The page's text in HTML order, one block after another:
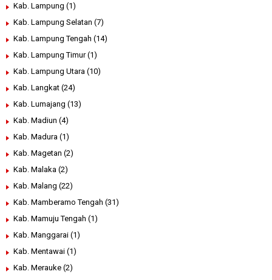
Kab. Lampung (1)
Kab. Lampung Selatan (7)
Kab. Lampung Tengah (14)
Kab. Lampung Timur (1)
Kab. Lampung Utara (10)
Kab. Langkat (24)
Kab. Lumajang (13)
Kab. Madiun (4)
Kab. Madura (1)
Kab. Magetan (2)
Kab. Malaka (2)
Kab. Malang (22)
Kab. Mamberamo Tengah (31)
Kab. Mamuju Tengah (1)
Kab. Manggarai (1)
Kab. Mentawai (1)
Kab. Merauke (2)